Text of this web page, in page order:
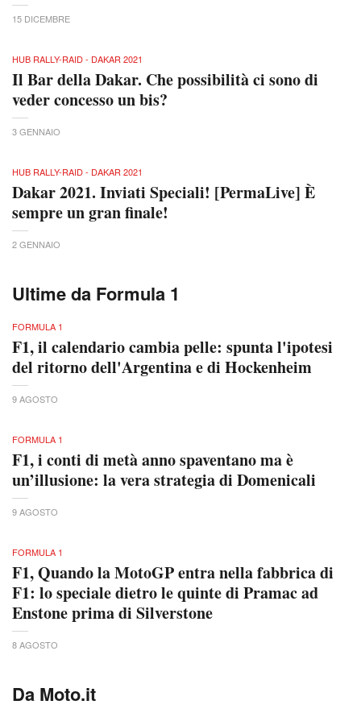
15 DICEMBRE
HUB RALLY-RAID - DAKAR 2021
Il Bar della Dakar. Che possibilità ci sono di
veder concesso un bis?
3 GENNAIO
HUB RALLY-RAID - DAKAR 2021
Dakar 2021. Inviati Speciali! [PermaLive] È
sempre un gran finale!
2 GENNAIO
Ultime da Formula 1
FORMULA 1
F1, il calendario cambia pelle: spunta l'ipotesi
del ritorno dell'Argentina e di Hockenheim
9 AGOSTO
FORMULA 1
F1, i conti di metà anno spaventano ma è
un’illusione: la vera strategia di Domenicali
9 AGOSTO
FORMULA 1
F1, Quando la MotoGP entra nella fabbrica di
F1: lo speciale dietro le quinte di Pramac ad
Enstone prima di Silverstone
8 AGOSTO
Da Moto.it